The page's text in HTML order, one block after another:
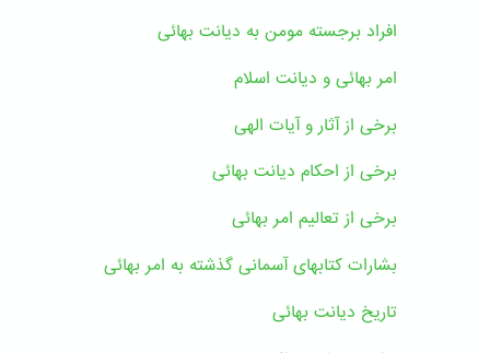
افراد برجسته مومن به دیانت بهائی
امر بهائی و دیانت اسلام
برخی از آثار و آیات الهی
برخی از احکام دیانت بهائی
برخی از تعالیم امر بهائی
بشارات کتابهای آسمانی گذشته به امر بهائی
تاریخ دیانت بهائی